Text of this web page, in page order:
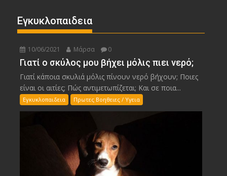
Εγκυκλοπαιδεια
10/06/2021 Μάρσα 0
Γιατί ο σκύλος μου βήχει μόλις πιει νερό;
Γιατί κάποια σκυλιά μόλις πίνουν νερό βήχουν; Ποιες
είναι οι αιτίες; Πώς αντιμετωπίζεται; Και σε ποια...
Εγκυκλοπαιδεια Πρωτες Βοηθειες / Υγεια